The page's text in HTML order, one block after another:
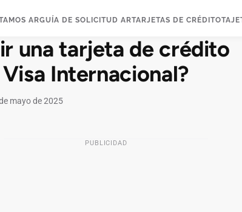
ARGUÍA DE SOLICITUD ARTARJETAS DE CRÉDITO
una tarjeta de crédito
Internacional?
mayo de 2025
PUBLICIDAD